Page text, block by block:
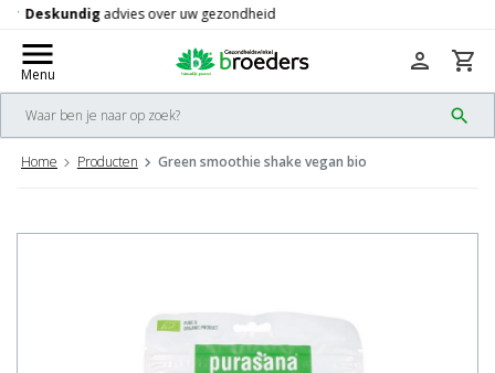
check Gratisverzending vanaf 50,-
menu
Menu
search
person shopping_cart
Home Producten Green smoothie shake vegan bio